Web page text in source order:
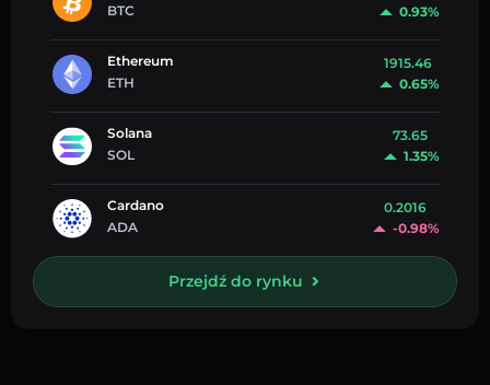
BTC
0.93%
Ethereum
ETH
1915.46
0.65%
Solana
SOL
73.65
1.35%
Cardano
ADA
0.2016
-0.98%
Przejdź do rynku